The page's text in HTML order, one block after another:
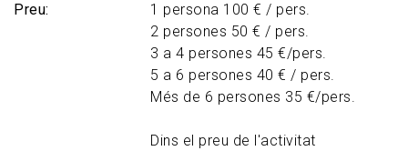
Preu
1 persona 100 € / pers.
2 persones 50 € / pers.
3 a 4 persones 45 €/pers.
5 a 6 persones 40 € / pers.
Més de 6 persones 35 €/pers.
Dins el preu de l'activitat